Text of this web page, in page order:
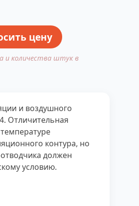
цену
и количества штук в
и воздушного
Отличительная
контура, но
должен
условию.